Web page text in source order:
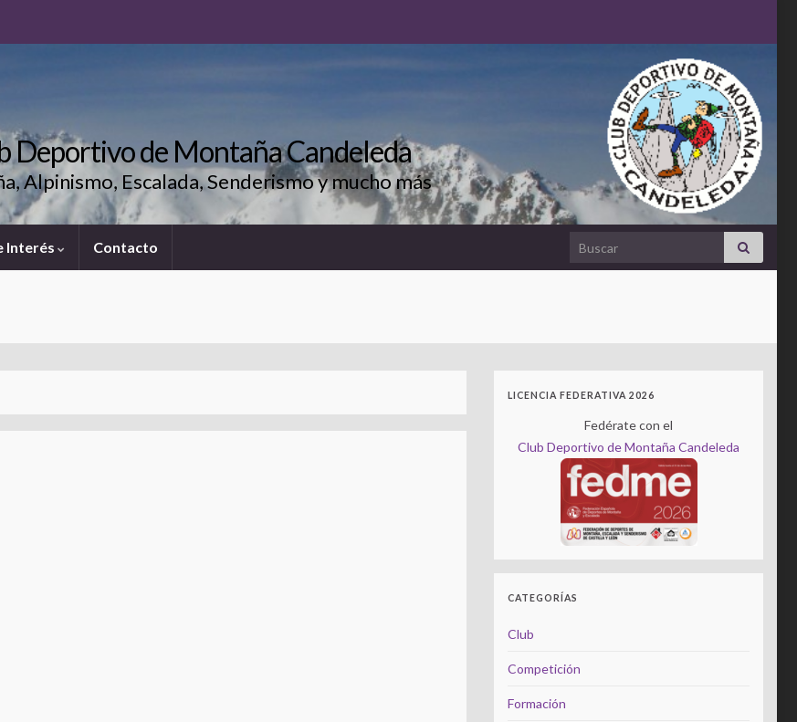
Deportivo de Montaña Candeleda
Alpinismo, Escalada, Senderismo y mucho más
Interés Contacto Search for:
LICENCIA FEDERATIVA 2026
Fedérate con el
Club Deportivo de Montaña Candeleda
CATEGORÍAS
Club
Competición
Formación